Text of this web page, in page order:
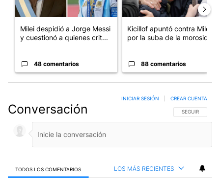
Milei despidió a Jorge Messi
y cuestionó a quienes crit...
48 comentarios
Kicillof apuntó contra Milei
por la suba de la morosida...
88 comentarios
Conversación SIGA ESTA
SEGUIR
INICIAR SESIÓN CREAR CUENTA
TODOS LOS COMENTARIOS LOS MÁS RECIENTES